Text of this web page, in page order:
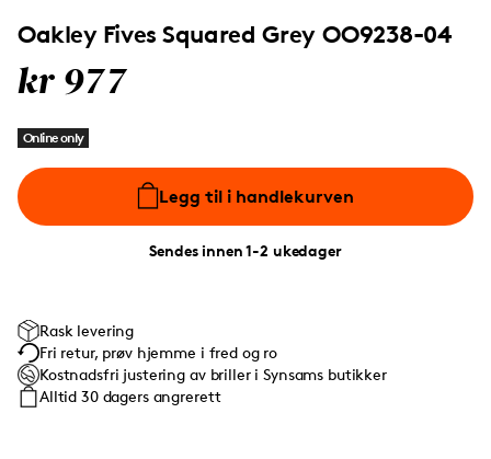
Oakley Fives Squared Grey OO9238-04
kr 977
Online only
Legg til i handlekurven
Sendes innen 1-2 ukedager
Rask levering
Fri retur, prøv hjemme i fred og ro
Kostnadsfri justering av briller i Synsams butikker
Alltid 30 dagers angrerett